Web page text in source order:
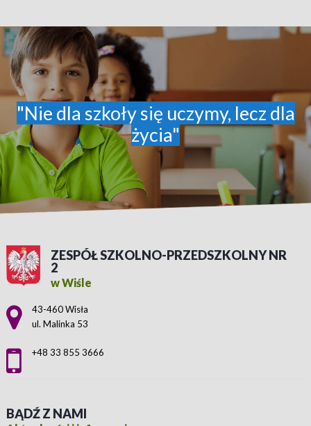
"Nie dla szkoły się uczymy, lecz dla
życia"
ZESPÓŁ SZKOLNO-PRZEDSZKOLNY NR
2
w Wiśle
Adres pocztowy:
43-460 Wisła
ul. Malinka 53
+48 33 855 3666
BĄDŹ Z NAMI